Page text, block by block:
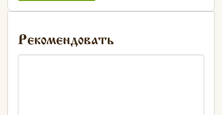
Рекомендовать